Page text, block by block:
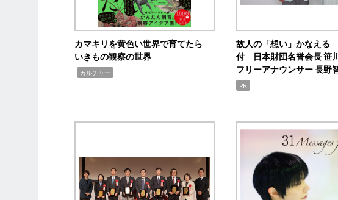
カマキリを黄色い世界で育てたら
いきもの観察の世界
カルチャー
故人の「想い」かなえる
付 日本財団名誉会長 笹
フリーアナウンサー 長野
PR